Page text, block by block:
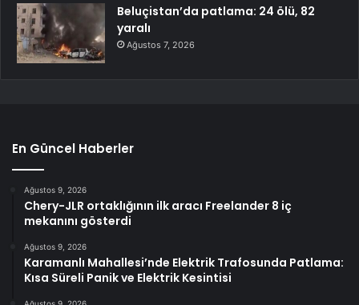
Beluçistan’da patlama: 24 ölü, 82
yaralı
Ağustos 7, 2026
En Güncel Haberler
Ağustos 9, 2026
Chery-JLR ortaklığının ilk aracı Freelander 8 iç
mekanını gösterdi
Ağustos 9, 2026
Karamanlı Mahallesi’nde Elektrik Trafosunda Patlama:
Kısa Süreli Panik ve Elektrik Kesintisi